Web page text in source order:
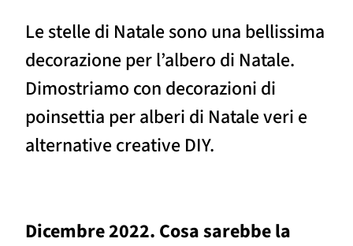
Le stelle di Natale sono una bellissima
decorazione per l’albero di Natale.
Dimostriamo con decorazioni di
poinsettia per alberi di Natale veri e
alternative creative DIY.
Dicembre 2022. Cosa sarebbe la